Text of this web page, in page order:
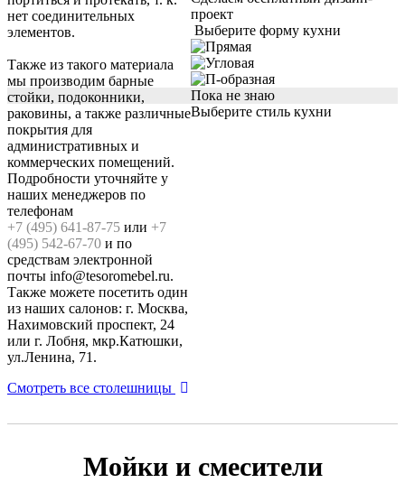
нет соединительных
элементов.
Также из такого материала
мы производим барные
стойки, подоконники,
раковины, а также различные
покрытия для
административных и
коммерческих помещений.
Подробности уточняйте у
наших менеджеров по
телефонам
+7 (495) 641-87-75 или +7
(495) 542-67-70 и по
средствам электронной
почты info@tesoromebel.ru.
Также можете посетить один
из наших салонов: г. Москва,
Нахимовский проспект, 24
или г. Лобня, мкр.Катюшки,
ул.Ленина, 71.
Смотреть все столешницы
Мойки и смесители
проект
Выберите форму кухни
Пока не знаю
Выберите стиль кухни